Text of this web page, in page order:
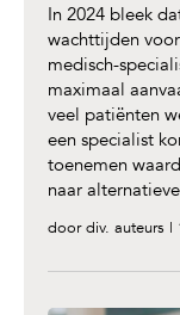
In 2024 bleek
wachttijden
medisch-
maximaal
veel patiënten
een specialist
toenemen
naar
door div. auteurs |